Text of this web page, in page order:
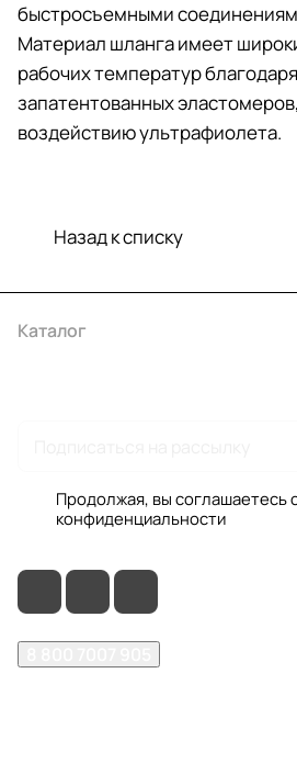
быстросъемными
Материал шланга имеет
рабочих температур
запатентованных
воздействию ультрафиолета.
Назад к списку
Каталог
Продолжая, вы соглашаетесь
конфиденциальности